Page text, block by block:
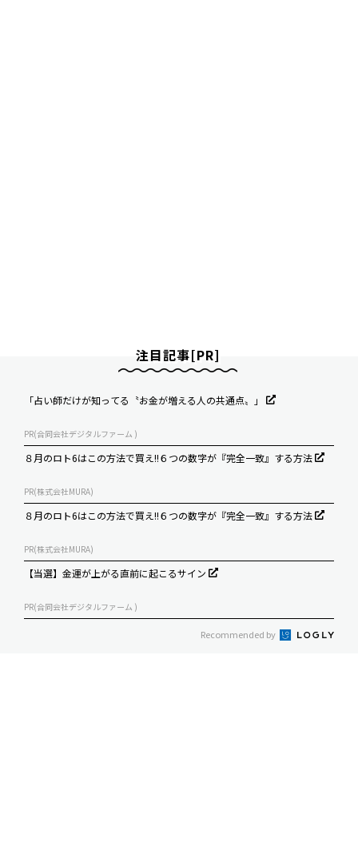
注目記事[PR]
「占い師だけが知ってる〝お金が増える人の共通点〟」
PR(合同会社デジタルファーム )
８月のロト6はこの方法で買え!!６つの数字が『完全一致』する方法
PR(株式会社MURA)
８月のロト6はこの方法で買え!!６つの数字が『完全一致』する方法
PR(株式会社MURA)
【当選】金運が上がる直前に起こるサイン
PR(合同会社デジタルファーム )
Recommended by